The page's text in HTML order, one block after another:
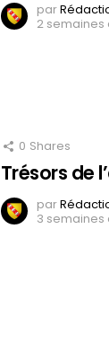
par
2 semaines
0 Shares
Trésors de
par
3 semaines